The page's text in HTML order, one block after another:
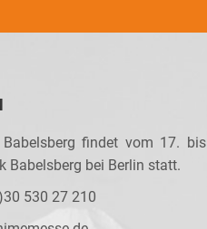
findet vom 17. bis
Babelsberg bei Berlin statt.
530 27 210